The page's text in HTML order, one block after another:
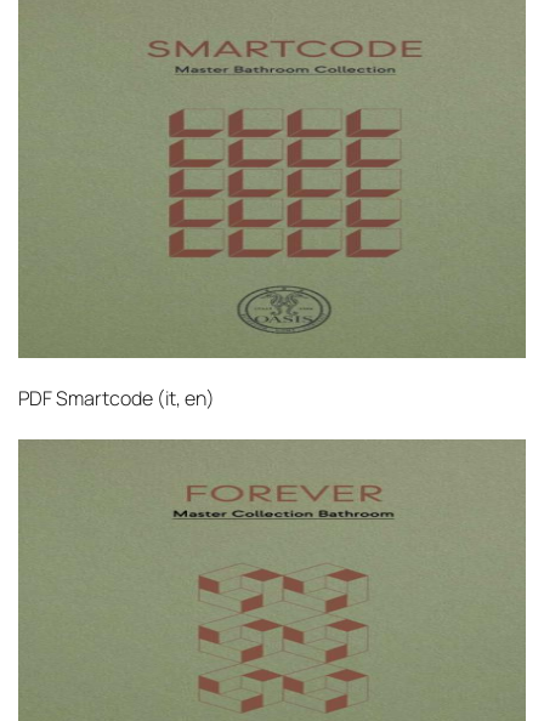
PDFSmartcode (it, en)‎